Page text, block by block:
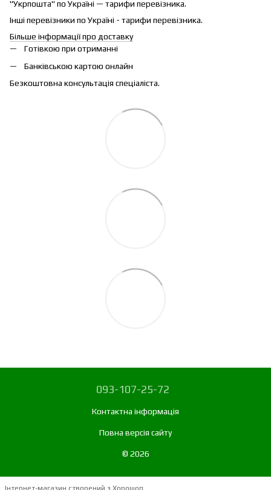
"Укрпошта" по Україні — тарифи перевізника.
Інші перевізники по Україні - тарифи перевізника.
Більше інформації про доставку
Готівкою при отриманні
Банківською картою онлайн
Безкоштовна консультація спеціаліста.
093-107-25-72
Контактна інформація
Повна версія сайту
© 2026
Інтернет-магазин створений з Хорошоп